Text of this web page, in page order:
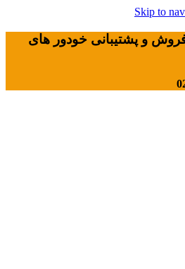
Skip to
و پشتیبانی خودور های